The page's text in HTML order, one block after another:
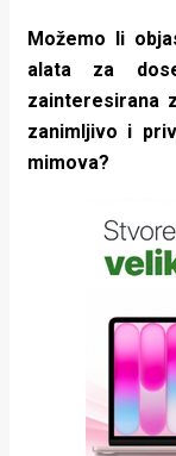
Možemo li
alata za
zainteresirana
zanimljivo i
mimova?